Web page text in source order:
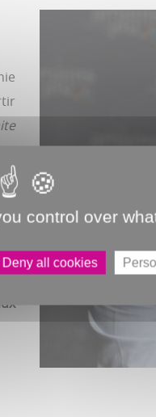
Philippe
control over
Deny all cookies